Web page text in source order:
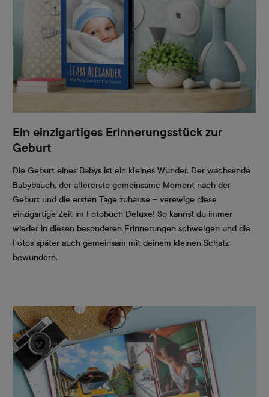
Ein einzigartiges Erinnerungsstück zur
Geburt
Die Geburt eines Babys ist ein kleines Wunder. Der wachsende
Babybauch, der allererste gemeinsame Moment nach der
Geburt und die ersten Tage zuhause – verewige diese
einzigartige Zeit im Fotobuch Deluxe! So kannst du immer
wieder in diesen besonderen Erinnerungen schwelgen und die
Fotos später auch gemeinsam mit deinem kleinen Schatz
bewundern.